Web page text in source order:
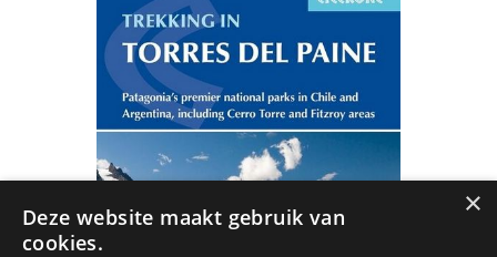
×
Deze website maakt gebruik van
cookies.